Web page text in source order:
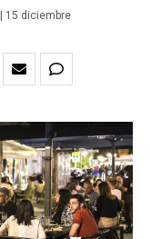
15 diciembre